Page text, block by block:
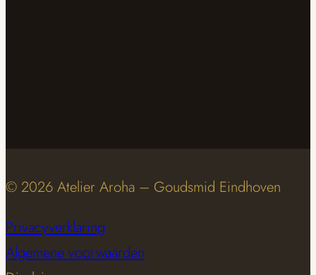
© 2026 Atelier Aroha – Goudsmid Eindhoven
Privacyverklaring
Algemene voorwaarden